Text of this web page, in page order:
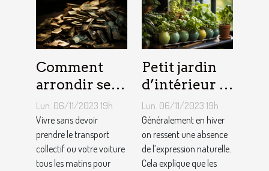
Comment
arrondir ses
fins du mois
avec
l’internet ?
Lun. 06/11/2023 19h
Vivre sans devoir
prendre le transport
collectif ou votre voiture
tous les matins pour
Petit jardin
d’intérieur :
comment en
créer chez
soi ?
Lun. 06/11/2023 19h
Généralement en hiver
on ressent une absence
de l’expression naturelle.
Cela explique que les